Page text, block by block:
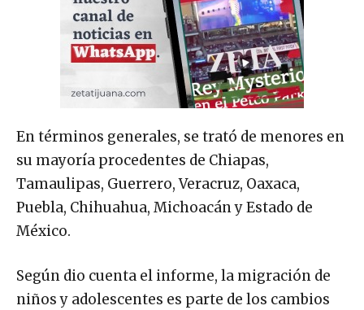
En términos generales, se trató de menores en
su mayoría procedentes de Chiapas,
Tamaulipas, Guerrero, Veracruz, Oaxaca,
Puebla, Chihuahua, Michoacán y Estado de
México.
Según dio cuenta el informe, la migración de
niños y adolescentes es parte de los cambios